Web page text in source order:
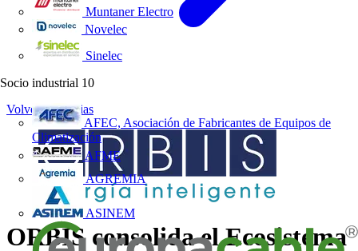
Muntaner Electro
Novelec
Sinelec
Socio industrial 10
AFEC, Asociación de Fabricantes de Equipos de
Climatización
AFME
AGREMIA
ASINEM
Volver a Noticias
ORBIS consolida el Ecosistema